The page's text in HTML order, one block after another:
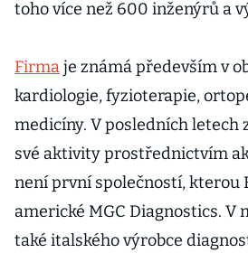
toho více než 600 inženýrů a
Firmaje známá především v
kardiologie, fyzioterapie,
medicíny. V posledních letech
své aktivity prostřednictvím
není první společností, kterou
americké MGC Diagnostics. V
také italského výrobce